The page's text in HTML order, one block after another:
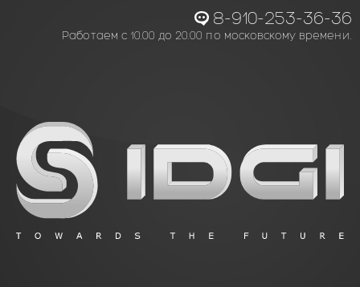
8-910-253-36-36
Работаем с 10.00 до 20.00 по московскому времени.